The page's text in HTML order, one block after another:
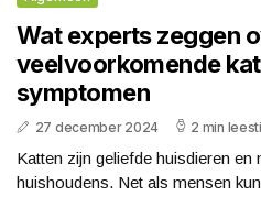
Wat experts zeggen
veelvoorkomende
symptomen
27 december 2024 2 min
Katten zijn geliefde huisdieren en
huishoudens. Net als mensen